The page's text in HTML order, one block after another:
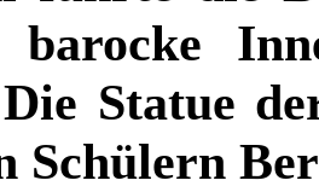
Statue
Schülern